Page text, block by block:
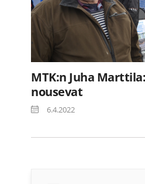
MTK:n Juha
nousevat
6.4.2022